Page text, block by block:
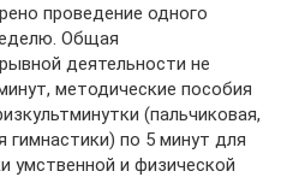
проведение одного
Общая
деятельности не
методические пособия
(пальчиковая,
гимнастики) по 5 минут для
умственной и физической